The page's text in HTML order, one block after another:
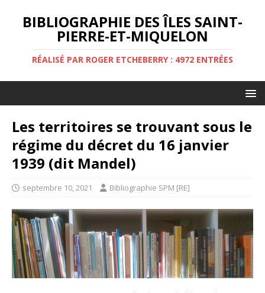
BIBLIOGRAPHIE DES ÎLES SAINT-
PIERRE-ET-MIQUELON
RÉALISÉ PAR ROGER ETCHEBERRY : 4972 ENTRÉES
Les territoires se trouvant sous le
régime du décret du 16 janvier
1939 (dit Mandel)
septembre 10, 2021 Bibliographie SPM [RE]